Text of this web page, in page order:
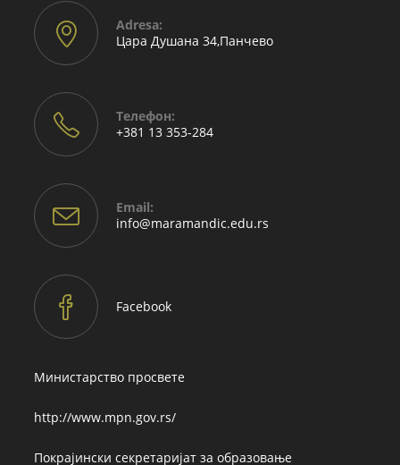
Adresа:
Цара Душана 34,Панчево
Телефон:
+381 13 353-284
Email:
info@maramandic.edu.rs
Facebook
Министарство просвете
http://www.mpn.gov.rs/
Покрајински секретаријат за образовање